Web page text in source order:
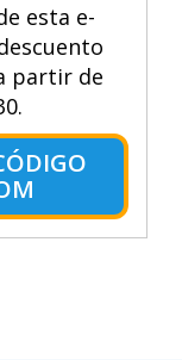
esta e-
partir de